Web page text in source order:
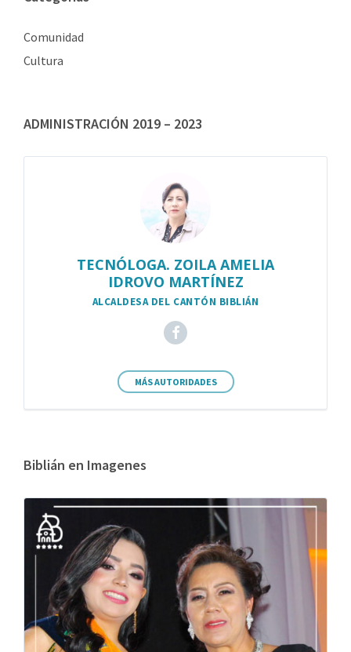
Comunidad
Cultura
ADMINISTRACIÓN 2019 – 2023
TECNÓLOGA. ZOILA AMELIA
IDROVO MARTÍNEZ
ALCALDESA DEL CANTÓN BIBLIÁN
MÁS AUTORIDADES
Biblián en Imagenes